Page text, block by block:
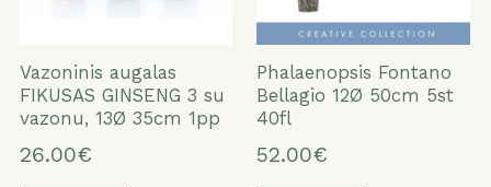
Vazoninis augalas
FIKUSAS GINSENG 3 su
vazonu, 13Ø 35cm 1pp
26.00€
Phalaenopsis Fontano
Bellagio 12Ø 50cm 5st
40fl
52.00€